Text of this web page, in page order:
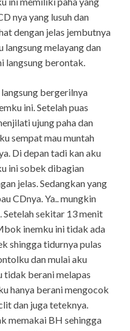
nya yang lusuh dan
dengan jelas jembutnya
melayang dan
langsung berontak.
bergerilnya
ini. Setelah puas
ujung paha dan
sempat mau muntah
Di depan tadi kan aku
ini sobek dibagian
jelas. Sedangkan yang
CDnya. Ya.. mungkin
sekitar 13 menit
inemku ini tidak ada
shingga tidurnya pulas
dan mulai aku
tidak berani melapas
hanya berani mengocok
dan juga teteknya.
memakai BH sehingga